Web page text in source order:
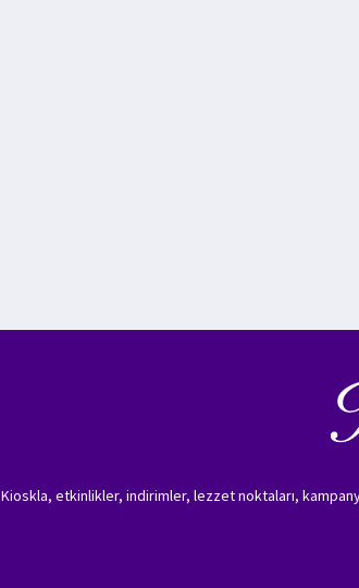
Kioskla, etkinlikler, indirimler, lezzet noktaları,